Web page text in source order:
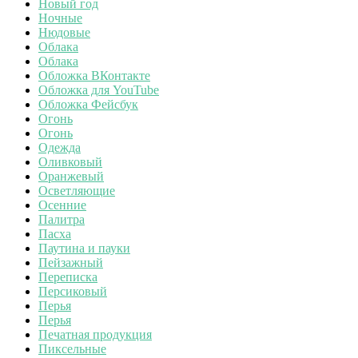
Новый год
Ночные
Нюдовые
Облака
Облака
Обложка ВКонтакте
Обложка для YouTube
Обложка Фейсбук
Огонь
Огонь
Одежда
Оливковый
Оранжевый
Осветляющие
Осенние
Палитра
Пасха
Паутина и пауки
Пейзажный
Переписка
Персиковый
Перья
Перья
Печатная продукция
Пиксельные